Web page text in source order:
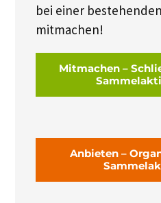
bei einer
mitmachen!
Mitmachen –
Anbieten –